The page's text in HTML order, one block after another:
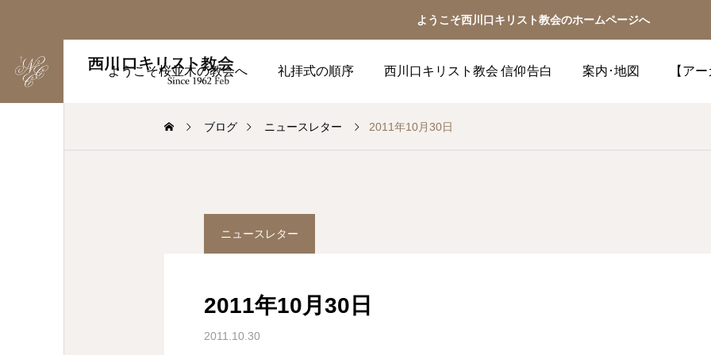
ようこそ西川口キリスト教会のホームページへ
ようこそ桜並木の教会へ 礼拝式の順序 西川口キリスト教会 信仰告白 案内･地図 【ア
ブログ ニュースレター 2011年10月30日
ニュースレター
2011年10月30日
2011.10.30